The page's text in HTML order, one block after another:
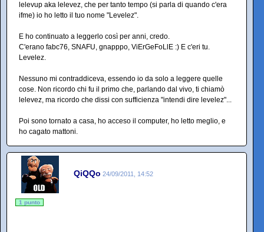
lelevup aka lelevez, che per tanto tempo (si parla di quando c'era
ifme) io ho letto il tuo nome "Levelez".
E ho continuato a leggerlo così per anni, credo.
C'erano fabc76, SNAFU, gnapppo, ViErGeFoLlE :) E c'eri tu.
Levelez.
Nessuno mi contraddiceva, essendo io da solo a leggere quelle
cose. Non ricordo chi fu il primo che, parlando dal vivo, ti chiamò
lelevez, ma ricordo che dissi con sufficienza "intendi dire levelez"...
Poi sono tornato a casa, ho acceso il computer, ho letto meglio, e
ho cagato mattoni.
QiQQo 24/09/2011, 14:52
1 punto